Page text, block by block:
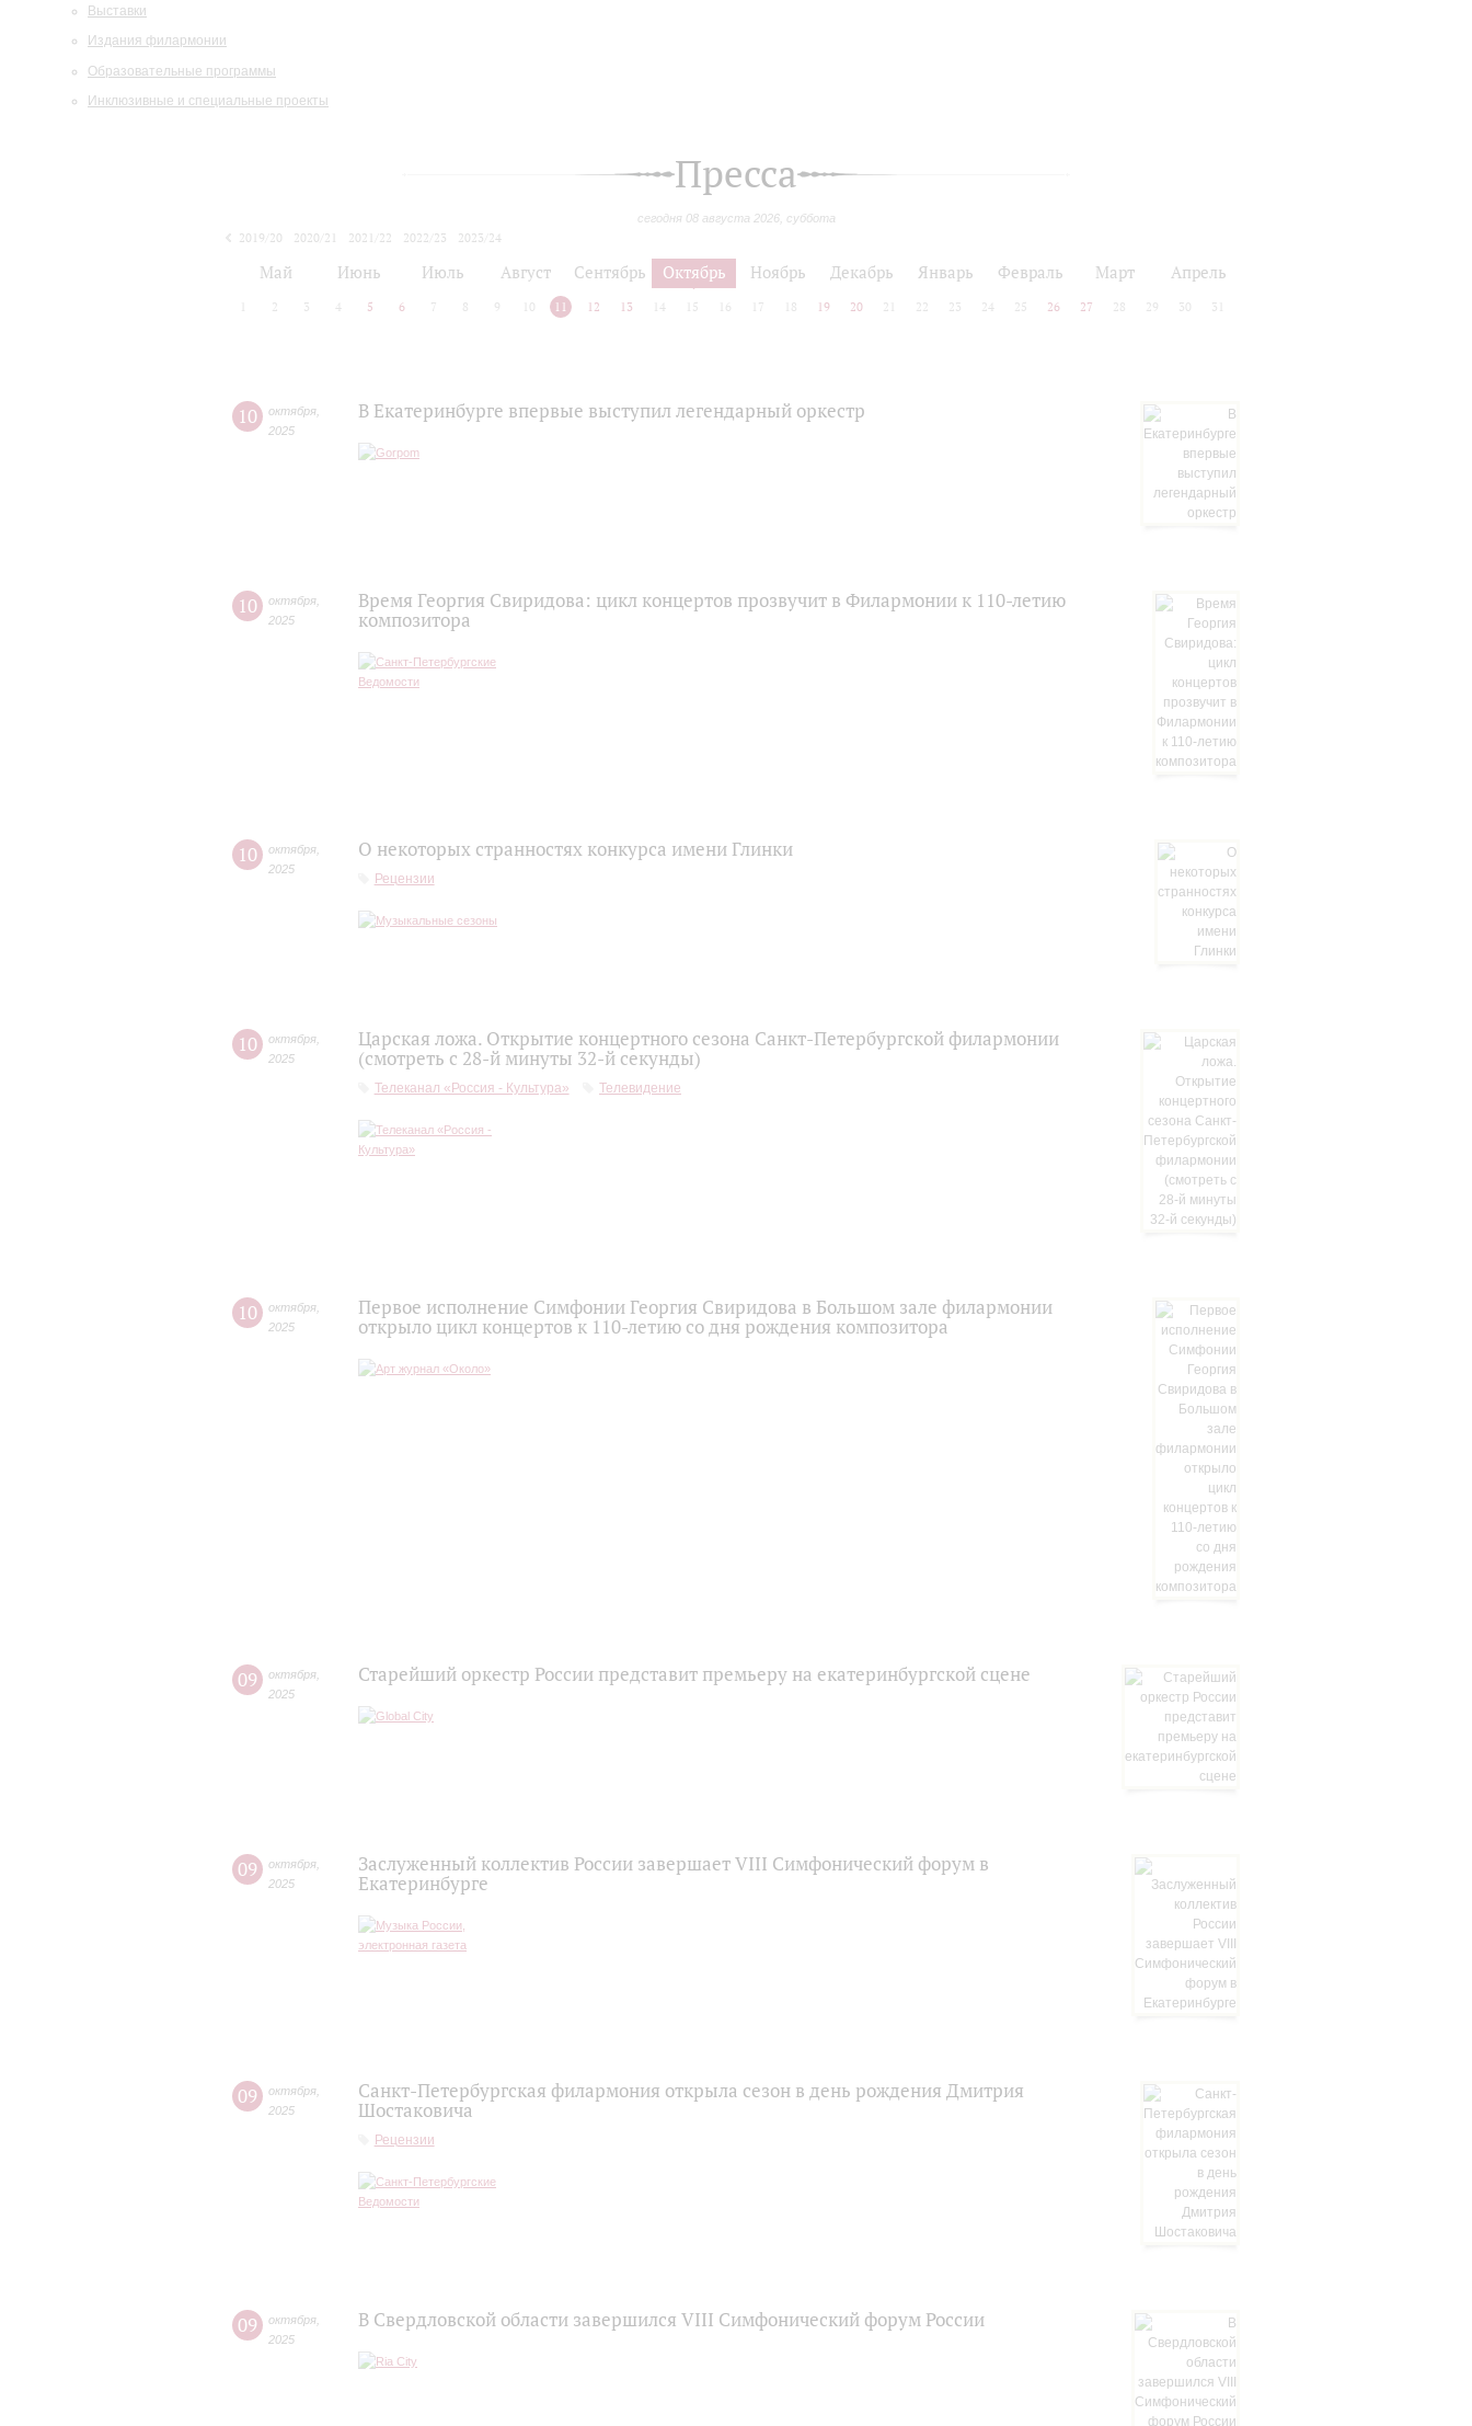
Выставки
Издания филармонии
Образовательные программы
Инклюзивные и специальные проекты
Пресса
сегодня 08 августа 2026, суббота
2019/20 2020/21 2021/22 2022/23
2023/24
Май Июнь Июль Август Сентябрь Октябрь Ноябрь Декабрь Январь Февраль Март Апрель
2 3 4 5 6 7 8 9 10 11 12 13 14 15 16 17 18 19 20 21 22 23 24 25 26 27 28 29 30 31
10 октября
2025
В Екатеринбурге впервые выступил легендарный оркестр
10 октября
2025
Время Георгия Свиридова: цикл концертов прозвучит в Филармонии к 110-летию
композитора
10 октября
2025
О некоторых странностях конкурса имени Глинки
Рецензии
10 октября
2025
Царская ложа. Открытие концертного сезона Санкт-Петербургской филармонии
(смотреть с 28-й минуты 32-й секунды)
Телеканал «Россия - Культура» Телевидение
10 октября
2025
Первое исполнение Симфонии Георгия Свиридова в Большом зале филармонии
открыло цикл концертов к 110-летию со дня рождения композитора
09 октября
2025
Старейший оркестр России представит премьеру на екатеринбургской сцене
09 октября
2025
Заслуженный коллектив России завершает VIII Симфонический форум в
Екатеринбурге
09 октября
2025
Санкт-Петербургская филармония открыла сезон в день рождения Дмитрия
Шостаковича
Рецензии
09 октября
2025
В Свердловской области завершился VIII Симфонический форум России